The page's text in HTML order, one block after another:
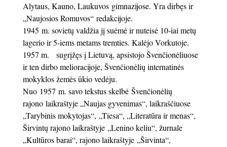
Alytaus, Kauno, Laukuvos gimnazijose. Yra dirbęs ir
„Naujosios Romuvos“ redakcijoje.
1945 m. sovietų valdžia jį suėmė ir nuteisė 10-iai metų
lagerio ir 5-iems metams tremties. Kalėjo Vorkutoje.
1957 m. sugrįžęs į Lietuvą, apsistojo Švenčionėliuose
ir ten dirbo melioracijoje, Švenčionėlių internatinės
mokyklos žemės ūkio vedėju.
Nuo 1957 m. savo tekstus skelbė Švenčionėlių
rajono laikraštyje „Naujas gyvenimas“, laikraščiuose
„Tarybinis mokytojas“, „Tiesa“, „Literatūra ir menas“,
Širvintų rajono laikraštyje „Lenino keliu“, žurnale
„Kultūros barai“, rajono laikraštyje „Širvinta“,